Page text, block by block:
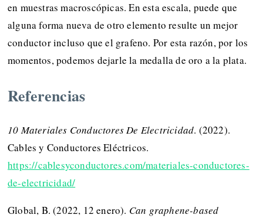
en muestras macroscópicas. En esta escala, puede que
alguna forma nueva de otro elemento resulte un mejor
conductor incluso que el grafeno. Por esta razón, por los
momentos, podemos dejarle la medalla de oro a la plata.
Referencias
10 Materiales Conductores De Electricidad. (2022).
Cables y Conductores Eléctricos.
https://cablesyconductores.com/materiales-conductores-
de-electricidad/
Global, B. (2022, 12 enero). Can graphene-based